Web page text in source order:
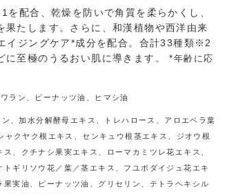
配合、乾燥を防いで角質を柔らかくし、
たします。さらに、和漢植物や西洋由来
イジングケア*成分を配合。合計33種類※2
に至極のうるおい肌に導きます。*年齢に応
ラン、ピーナッツ油、ヒマシ油
、加水分解酵母エキス、トレハロース、アロエベラ葉
クヤク根エキス、センキュウ根茎エキス、ジオウ根
、クチナシ果実エキス、ローマカミツレ花エキス、
ギリソウ花／葉／茎エキス、フユボダイジュ花エキ
実油、ピーナッツ油、グリセリン、テトラヘキシル